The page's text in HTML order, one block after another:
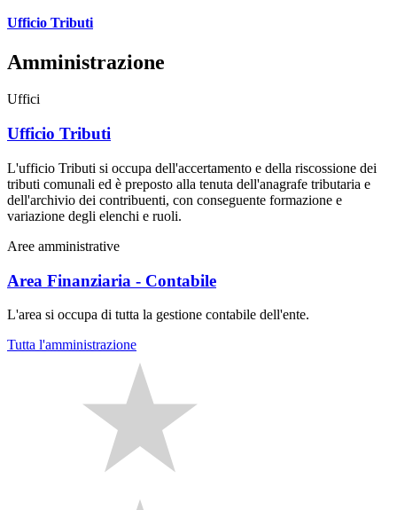
Ufficio Tributi
Amministrazione
Uffici
Ufficio Tributi
L'ufficio Tributi si occupa dell'accertamento e della riscossione dei
tributi comunali ed è preposto alla tenuta dell'anagrafe tributaria e
dell'archivio dei contribuenti, con conseguente formazione e
variazione degli elenchi e ruoli.
Aree amministrative
Area Finanziaria - Contabile
L'area si occupa di tutta la gestione contabile dell'ente.
Tutta l'amministrazione